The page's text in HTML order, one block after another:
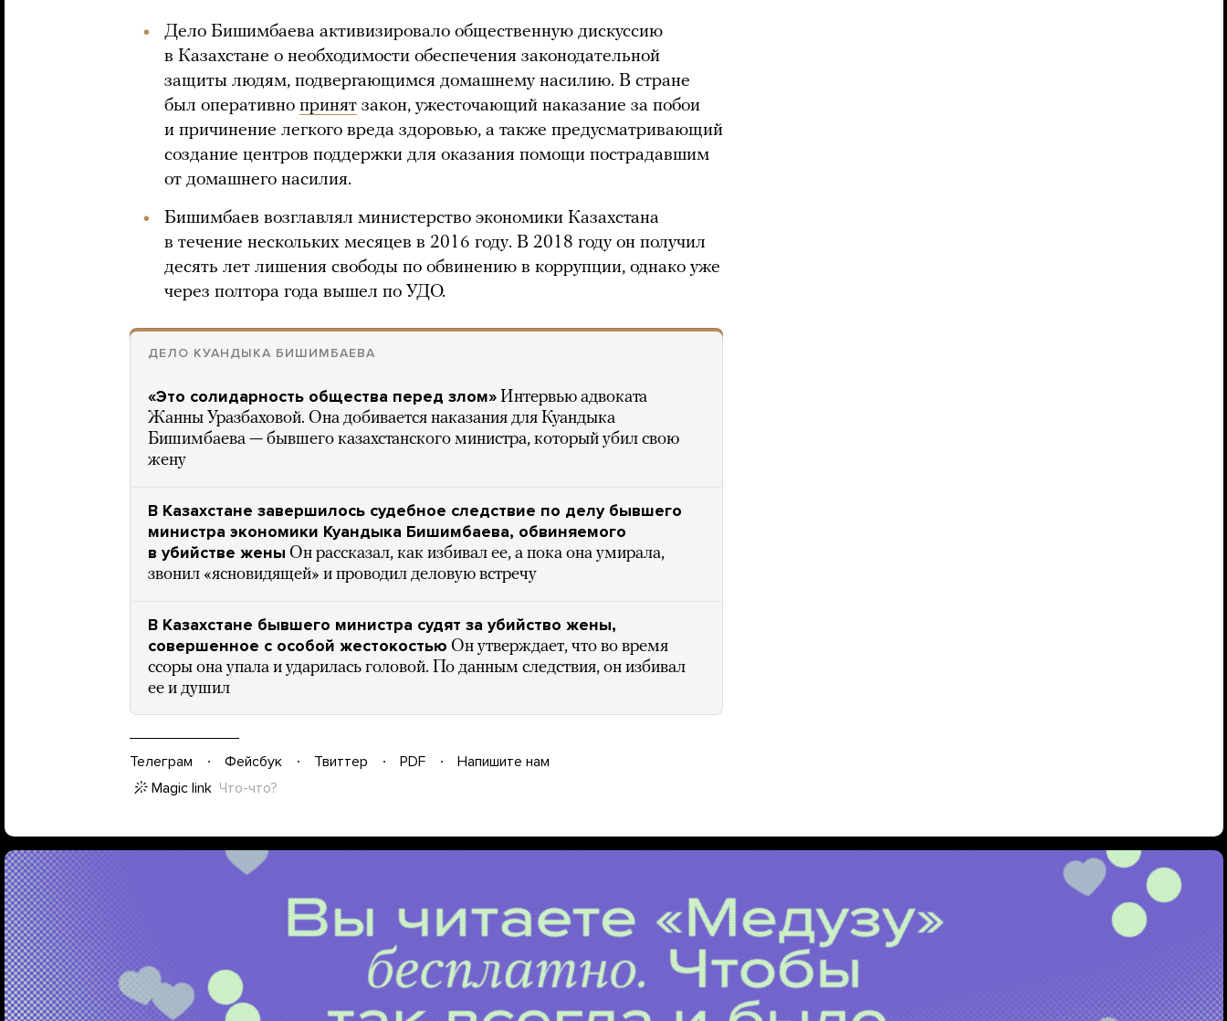
Дело Бишимбаева активизировало общественную дискуссию
в Казахстане о необходимости обеспечения законодательной
защиты людям, подвергающимся домашнему насилию. В стране
был оперативно принят закон, ужесточающий наказание за побои
и причинение легкого вреда здоровью, а также предусматривающий
создание центров поддержки для оказания помощи пострадавшим
от домашнего насилия.
Бишимбаев возглавлял министерство экономики Казахстана
в течение нескольких месяцев в 2016 году. В 2018 году он получил
десять лет лишения свободы по обвинению в коррупции, однако уже
через полтора года вышел по УДО.
ДЕЛО КУАНДЫКА БИШИМБАЕВА
«Это солидарность общества перед злом» Интервью адвоката
Жанны Уразбаховой. Она добивается наказания для Куандыка
Бишимбаева — бывшего казахстанского министра, который убил свою
жену
В Казахстане завершилось судебное следствие по делу бывшего
министра экономики Куандыка Бишимбаева, обвиняемого
в убийстве жены Он рассказал, как избивал ее, а пока она умирала,
звонил «ясновидящей» и проводил деловую встречу
В Казахстане бывшего министра судят за убийство жены,
совершенное с особой жестокостью Он утверждает, что во время
ссоры она упала и ударилась головой. По данным следствия, он избивал
ее и душил
Телеграм Фейсбук Твиттер PDF
Напишите нам
Magic link Что-что?